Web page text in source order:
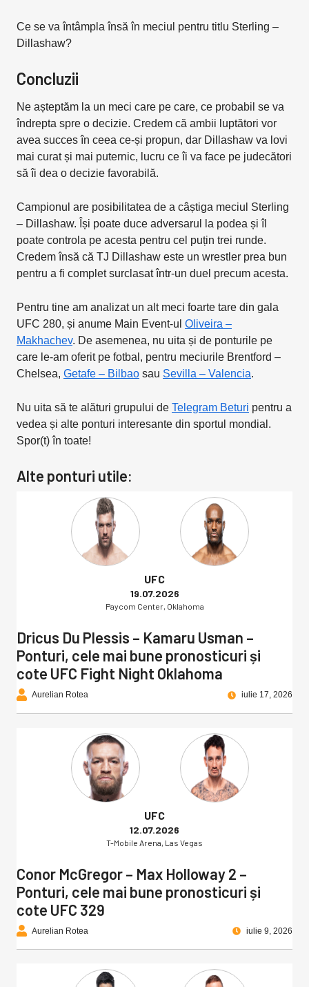
Ce se va întâmpla însă în meciul pentru titlu Sterling –
Dillashaw?
Concluzii
Ne așteptăm la un meci care pe care, ce probabil se va
îndrepta spre o decizie. Credem că ambii luptători vor
avea succes în ceea ce-și propun, dar Dillashaw va lovi
mai curat și mai puternic, lucru ce îi va face pe judecători
să îi dea o decizie favorabilă.
Campionul are posibilitatea de a câștiga meciul Sterling
– Dillashaw. Își poate duce adversarul la podea și îl
poate controla pe acesta pentru cel puțin trei runde.
Credem însă că TJ Dillashaw este un wrestler prea bun
pentru a fi complet surclasat într-un duel precum acesta.
Pentru tine am analizat un alt meci foarte tare din gala
UFC 280, și anume Main Event-ul Oliveira –
Makhachev. De asemenea, nu uita și de ponturile pe
care le-am oferit pe fotbal, pentru meciurile Brentford –
Chelsea, Getafe – Bilbao sau Sevilla – Valencia.
Nu uita să te alături grupului de Telegram Beturi pentru a
vedea și alte ponturi interesante din sportul mondial.
Spor(t) în toate!
Alte ponturi utile:
UFC
19.07.2026
Paycom Center, Oklahoma
Dricus Du Plessis – Kamaru Usman –
Ponturi, cele mai bune pronosticuri și
cote UFC Fight Night Oklahoma
Aurelian Rotea iulie 17, 2026
UFC
12.07.2026
T-Mobile Arena, Las Vegas
Conor McGregor – Max Holloway 2 –
Ponturi, cele mai bune pronosticuri și
cote UFC 329
Aurelian Rotea iulie 9, 2026